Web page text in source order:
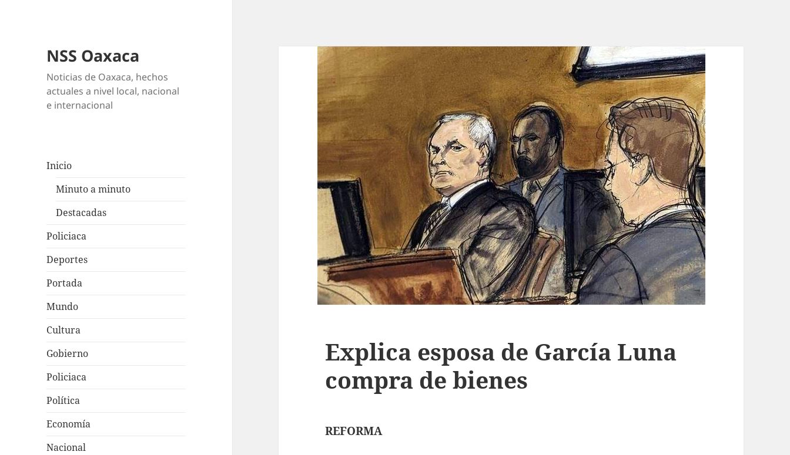
NSS Oaxaca
Noticias de Oaxaca, hechos
actuales a nivel local, nacional
e internacional
Inicio
Minuto a minuto
Destacadas
Policiaca
Deportes
Portada
Mundo
Cultura
Gobierno
Policiaca
Política
Economía
Nacional
Explica esposa de García Luna
compra de bienes
REFORMA